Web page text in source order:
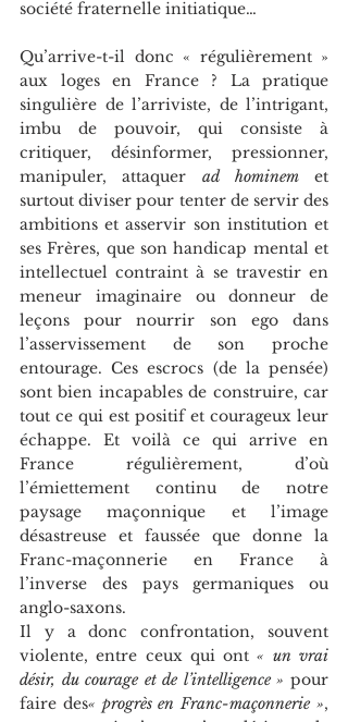
société fraternelle initiatique…
Qu’arrive-t-il donc « régulièrement »
aux loges en France ? La pratique
singulière de l’arriviste, de l’intrigant,
imbu de pouvoir, qui consiste à
critiquer, désinformer, pressionner,
manipuler, attaquer ad hominem et
surtout diviser pour tenter de servir des
ambitions et asservir son institution et
ses Frères, que son handicap mental et
intellectuel contraint à se travestir en
meneur imaginaire ou donneur de
leçons pour nourrir son ego dans
l’asservissement de son proche
entourage. Ces escrocs (de la pensée)
sont bien incapables de construire, car
tout ce qui est positif et courageux leur
échappe. Et voilà ce qui arrive en
France régulièrement, d’où
l’émiettement continu de notre
paysage maçonnique et l’image
désastreuse et faussée que donne la
Franc-maçonnerie en France à
l’inverse des pays germaniques ou
anglo-saxons.
Il y a donc confrontation, souvent
violente, entre ceux qui ont « un vrai
désir, du courage et de l’intelligence » pour
faire des« progrès en Franc-maçonnerie »,